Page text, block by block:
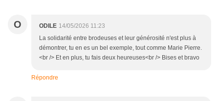
O ODILE 14/05/2026 11:23
La solidarité entre brodeuses et leur générosité n'est plus à
démontrer, tu en es un bel exemple, tout comme Marie Pierre.
<br /> Et en plus, tu fais deux heureuses<br /> Bises et bravo
Répondre